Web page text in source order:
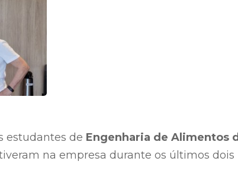
estudantes de Engenharia de Alimentos
na empresa durante os últimos dois